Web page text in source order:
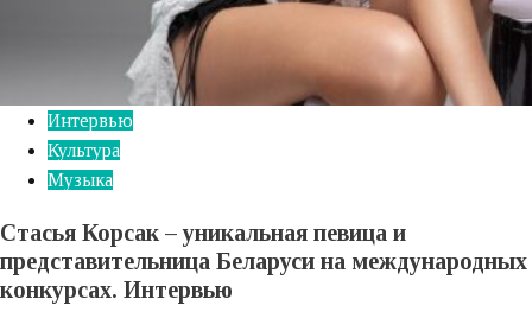
Интервью
Культура
Музыка
Стасья Корсак – уникальная певица и
представительница Беларуси на международных
конкурсах. Интервью